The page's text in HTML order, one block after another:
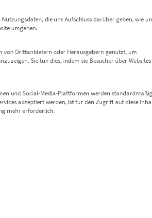
die uns Aufschluss darüber geben, wie
umgehen.
von Drittanbietern oder Herausgebern genutzt, um
Sie tun dies, indem sie Besucher über Websites
und Social-Media-Plattformen werden standardmäßig
akzeptiert werden, ist für den Zugriff auf diese
mehr erforderlich.